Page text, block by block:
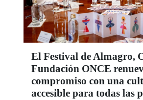
El Festival de Almagro,
Fundación ONCE
compromiso con una
accesible para todas las